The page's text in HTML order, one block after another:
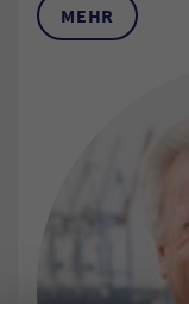
MEHR